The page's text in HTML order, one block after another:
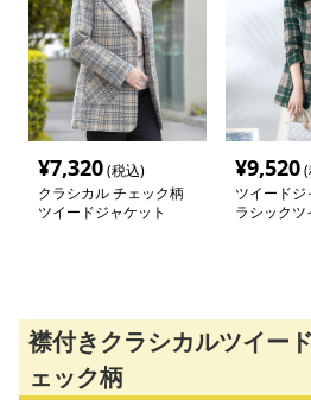
¥7,320(税込)
クラシカル チェック柄
ツイードジャケット
¥9,520
ツイードジ
ラシックツ
襟付きクラシカルツイー
ェック柄